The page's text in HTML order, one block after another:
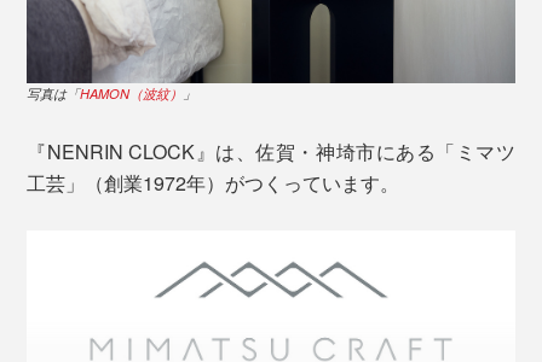
写真は「 HAMON（波紋）」
年の杉を、選び抜いてつくっています。
杉の木は、年輪の真ん中周辺（芯材）は赤く、周り（辺
写真は「HAMON（波紋） 」
『NENRIN CLOCK』は、佐賀・神埼市にある「ミマツ
工芸」（創業1972年）がつくっています。